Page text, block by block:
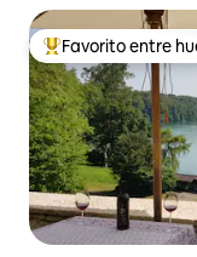
De los mejores en
Favorito entre